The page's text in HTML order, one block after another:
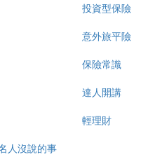
投資型保險
意外旅平險
保險常識
達人開講
輕理財
人沒說的事